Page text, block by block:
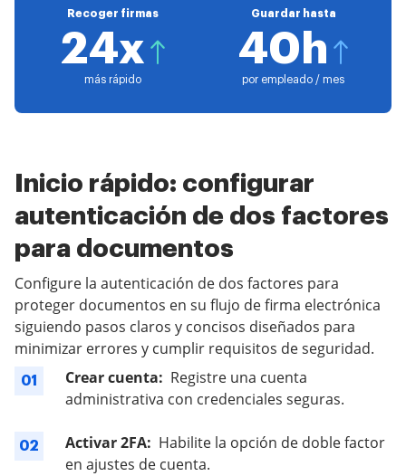
Recoger firmas
24x
más rápido
Guardar hasta
40h
por empleado / mes
Inicio rápido: configurar
autenticación de dos factores
para documentos
Configure la autenticación de dos factores para
proteger documentos en su flujo de firma electrónica
siguiendo pasos claros y concisos diseñados para
minimizar errores y cumplir requisitos de seguridad.
01 Crear cuenta: Registre una cuenta
administrativa con credenciales seguras.
02 Activar 2FA: Habilite la opción de doble factor
en ajustes de cuenta.